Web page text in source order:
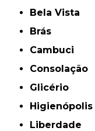
Bela Vista
Brás
Cambuci
Consolação
Glicério
Higienópolis
Liberdade